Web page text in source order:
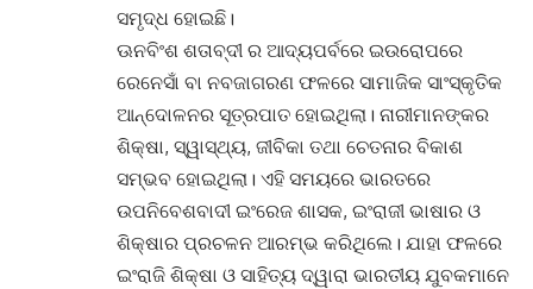
ସମୃଦ୍ଧ ହୋଇଛି।
ଊନବିଂଶ ଶତାବ୍ଦୀ ର ଆଦ୍ୟପର୍ବରେ ଇଉରୋପରେ
ରେନେସାଁ ବା ନବଜାଗରଣ ଫଳରେ ସାମାଜିକ ସାଂସ୍କୃତିକ
ଆନ୍ଦୋଳନର ସୂତ୍ରପାତ ହୋଇଥିଲା। ନାରୀମାନଙ୍କର
ଶିକ୍ଷା, ସ୍ୱାସ୍ଥ୍ୟ, ଜୀବିକା ତଥା ଚେତନାର ବିକାଶ
ସମ୍ଭବ ହୋଇଥିଲା। ଏହି ସମୟରେ ଭାରତରେ
ଉପନିବେଶବାଦୀ ଇଂରେଜ ଶାସକ, ଇଂରାଜୀ ଭାଷାର ଓ
ଶିକ୍ଷାର ପ୍ରଚଳନ ଆରମ୍ଭ କରିଥିଲେ। ଯାହା ଫଳରେ
ଇଂରାଜି ଶିକ୍ଷା ଓ ସାହିତ୍ୟ ଦ୍ୱାରା ଭାରତୀୟ ଯୁବକମାନେ